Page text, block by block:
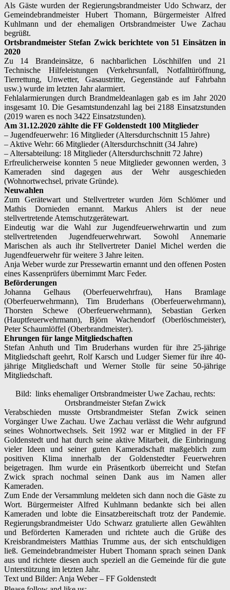
Als Gäste wurden der Regierungsbrandmeister Udo Schwarz, der
Gemeindebrandmeister Hubert Thomann, Bürgermeister Alfred
Kuhlmann und der ehemaligen Ortsbrandmeister Uwe Zachau
begrüßt.
Ortsbrandmeister Stefan Zwick berichtete von 51 Einsätzen in
2020
Zu 14 Brandeinsätze, 6 nachbarlichen Löschhilfen und 21
Technische Hilfeleistungen (Verkehrsunfall, Notfalltüröffnung,
Tierrettung, Unwetter, Gasaustritte, Gegenstände auf Fahrbahn
usw.) wurde im letzten Jahr alarmiert.
Fehlalarmierungen durch Brandmeldeanlagen gab es im Jahr 2020
insgesamt 10. Die Gesamtstundenzahl lag bei 2188 Einsatzstunden
(2019 waren es noch 3422 Einsatzstunden).
Am 31.12.2020 zählte die FF Goldenstedt 100 Mitglieder
– Jugendfeuerwehr: 16 Mitglieder (Altersdurchschnitt 15 Jahre)
– Aktive Wehr: 66 Mitglieder (Altersdurchschnitt (34 Jahre)
– Altersabteilung: 18 Mitglieder (Altersdurchschnitt 72 Jahre)
Erfreulicherweise konnten 5 neue Mitglieder gewonnen werden, 3
Kameraden sind dagegen aus der Wehr ausgeschieden
(Wohnortwechsel, private Gründe).
Neuwahlen
Zum Gerätewart und Stellvertreter wurden Jörn Schlömer und
Mathis Dornieden ernannt. Markus Ahlers ist der neue
stellvertretende Atemschutzgerätewart.
Eindeutig war die Wahl zur Jugendfeuerwehrwartin und zum
stellvertretenden Jugendfeuerwehrwart. Sowohl Annemarie
Marischen als auch ihr Stellvertreter Daniel Michel werden die
Jugendfeuerwehr für weitere 3 Jahre leiten.
Anja Weber wurde zur Pressewartin ernannt und den offenen Posten
eines Kassenprüfers übernimmt Marc Feder.
Beförderungen
Johanna Gelhaus (Oberfeuerwehrfrau), Hans Bramlage
(Oberfeuerwehrmann), Tim Bruderhans (Oberfeuerwehrmann),
Thorsten Schewe (Oberfeuerwehrmann), Sebastian Gerken
(Hauptfeuerwehrmann), Björn Wachendorf (Oberlöschmeister),
Peter Schaumlöffel (Oberbrandmeister).
Ehrungen für lange Mitgliedschaften
Stefan Anhuth und Tim Bruderhans wurden für ihre 25-jährige
Mitgliedschaft geehrt, Rolf Karsch und Ludger Siemer für ihre 40-
jährige Mitgliedschaft und Werner Stolle für seine 50-jährige
Mitgliedschaft.
Bild: links ehemaliger Ortsbrandmeister Uwe Zachau, rechts:
Ortsbrandmeister Stefan Zwick
Verabschieden musste Ortsbrandmeister Stefan Zwick seinen
Vorgänger Uwe Zachau. Uwe Zachau verlässt die Wehr aufgrund
seines Wohnortwechsels. Seit 1992 war er Mitglied in der FF
Goldenstedt und hat durch seine aktive Mitarbeit, die Einbringung
vieler Ideen und seiner guten Kameradschaft maßgeblich zum
positiven Klima innerhalb der Goldenstedter Feuerwehren
beigetragen. Ihm wurde ein Präsentkorb überreicht und Stefan
Zwick sprach nochmal seinen Dank aus im Namen aller
Kameraden.
Zum Ende der Versammlung meldeten sich dann noch die Gäste zu
Wort. Bürgermeister Alfred Kuhlmann bedankte sich bei allen
Kameraden und lobte die Einsatzbereitschaft trotz der Pandemie.
Regierungsbrandmeister Udo Schwarz gratulierte allen Gewählten
und Beförderten Kameraden und richtete auch die Grüße des
Kreisbrandmeisters Matthias Trumme aus, der sich entschuldigen
ließ. Gemeindebrandmeister Hubert Thomann sprach seinen Dank
aus und richtete diesen auch speziell an die Gemeinde für die gute
Unterstützung im letzten Jahr.
Text und Bilder: Anja Weber – FF Goldenstedt